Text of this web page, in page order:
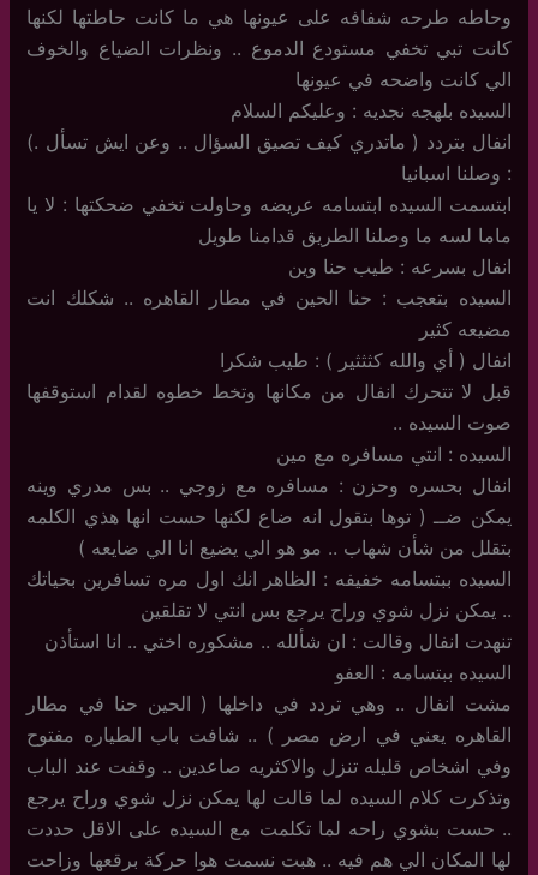
وحاطه طرحه شفافه على عيونها هي ما كانت حاطتها لكنها
كانت تبي تخفي مستودع الدموع .. ونظرات الضياع والخوف
الي كانت واضحه في عيونها
السيده بلهجه نجديه : وعليكم السلام
انفال بتردد ( ماتدري كيف تصيق السؤال .. وعن ايش تسأل .)
: وصلنا اسبانيا
ابتسمت السيده ابتسامه عريضه وحاولت تخفي ضحكتها : لا يا
ماما لسه ما وصلنا الطريق قدامنا طويل
انفال بسرعه : طيب حنا وين
السيده بتعجب : حنا الحين في مطار القاهره .. شكلك انت
مضيعه كثير
انفال ( أي والله كثثثير ) : طيب شكرا
قبل لا تتحرك انفال من مكانها وتخط خطوه لقدام استوقفها
صوت السيده ..
السيده : انتي مسافره مع مين
انفال بحسره وحزن : مسافره مع زوجي .. بس مدري وينه
يمكن ضــ ( توها بتقول انه ضاع لكنها حست انها هذي الكلمه
بتقلل من شأن شهاب .. مو هو الي يضيع انا الي ضايعه )
السيده ببتسامه خفيفه : الظاهر انك اول مره تسافرين بحياتك
.. يمكن نزل شوي وراح يرجع بس انتي لا تقلقين
تنهدت انفال وقالت : ان شألله .. مشكوره اختي .. انا استأذن
السيده ببتسامه : العفو
مشت انفال .. وهي تردد في داخلها ( الحين حنا في مطار
القاهره يعني في ارض مصر ) .. شافت باب الطياره مفتوح
وفي اشخاص قليله تنزل والاكثريه صاعدين .. وقفت عند الباب
وتذكرت كلام السيده لما قالت لها يمكن نزل شوي وراح يرجع
.. حست بشوي راحه لما تكلمت مع السيده على الاقل حددت
لها المكان الي هم فيه .. هبت نسمت هوا حركة برقعها وزاحت